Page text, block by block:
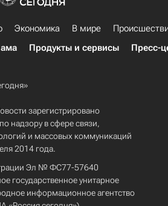
Экономика В мире
Продукты и сервисы Пресс-
зарегистрировано
надзору в сфере связи,
и массовых коммуникаций
2014 года.
Эл № ФС77-57640
государственное унитарное
информационное агентство